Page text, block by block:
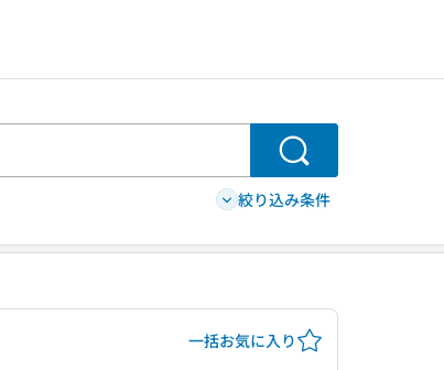
検索
絞り込み条件
一括お気に入り